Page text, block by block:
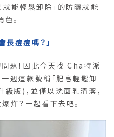
就能輕鬆卸除」的防曬就能
。
長痘痘嗎？」
題！因此今天找 Cha特派
週這款號稱「肥皂輕鬆卸
版)，並僅以洗面乳清潔，
炸？一起看下去吧。